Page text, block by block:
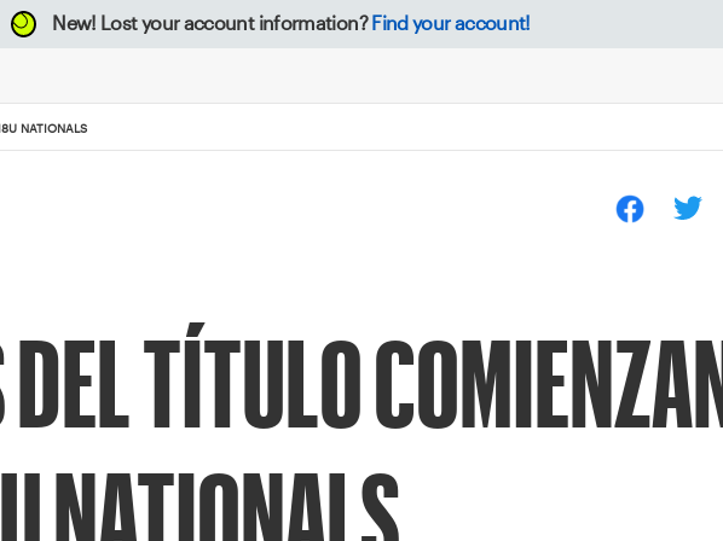
New! Lost your account information? Find your account!
NATIONALS
DEL TÍTULO COMIENZAN
NATIONALS